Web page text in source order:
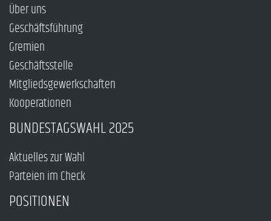
Über uns
Geschäftsführung
Gremien
Geschäftsstelle
Mitgliedsgewerkschaften
Kooperationen
BUNDESTAGSWAHL 2025
Aktuelles zur Wahl
Parteien im Check
POSITIONEN